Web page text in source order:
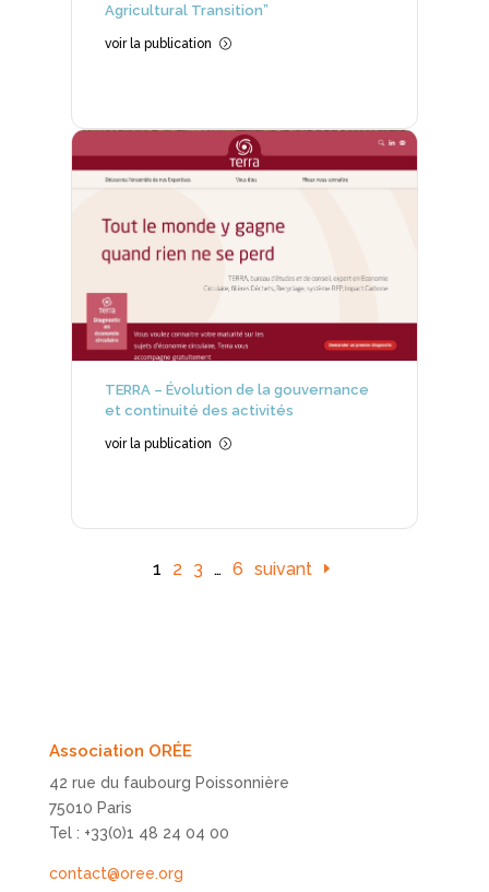
Agricultural Transition”
voir la publication =
TERRA – Évolution de la gouvernance
et continuité des activités
voir la publication =
1 2 3 … 6 suivant
Association ORÉE
42 rue du faubourg Poissonnière
75010 Paris
Tel : +33(0)1 48 24 04 00
contact@oree.org